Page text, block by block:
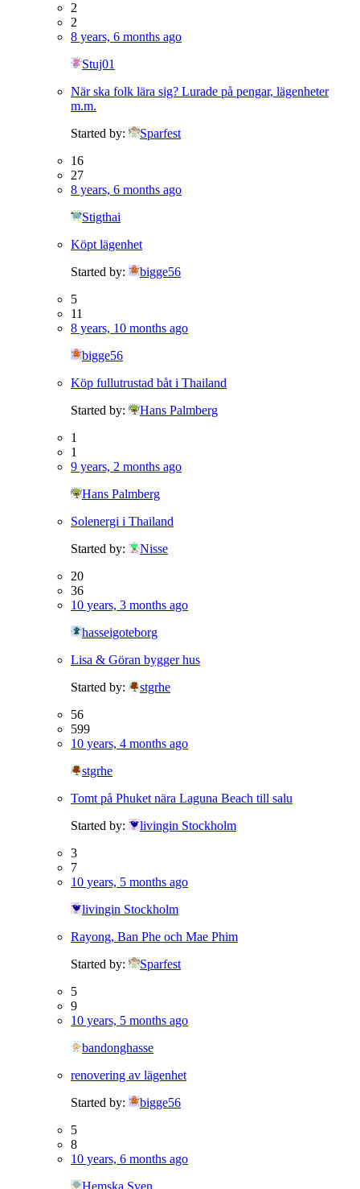
2
2
8 years, 6 months ago
Stuj01
När ska folk lära sig? Lurade på pengar, lägenheter
m.m.
Started by:
Sparfest
16
27
8 years, 6 months ago
Stigthai
Köpt lägenhet
Started by:
bigge56
5
11
8 years, 10 months ago
bigge56
Köp fullutrustad båt i Thailand
Started by:
Hans Palmberg
1
1
9 years, 2 months ago
Hans Palmberg
Solenergi i Thailand
Started by:
Nisse
20
36
10 years, 3 months ago
hasseigoteborg
Lisa & Göran bygger hus
Started by:
stgrhe
56
599
10 years, 4 months ago
stgrhe
Tomt på Phuket nära Laguna Beach till salu
Started by:
livingin Stockholm
3
7
10 years, 5 months ago
livingin Stockholm
Rayong, Ban Phe och Mae Phim
Started by:
Sparfest
5
9
10 years, 5 months ago
bandonghasse
renovering av lägenhet
Started by:
bigge56
5
8
10 years, 6 months ago